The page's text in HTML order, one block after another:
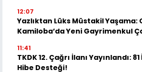
12:07
Yazlıktan Lüks Müstakil Yaşama:
Kamiloba’da Yeni Gayrimenkul
11:41
TKDK 12. Çağrı İlanı Yayınlandı:
Hibe Desteği!